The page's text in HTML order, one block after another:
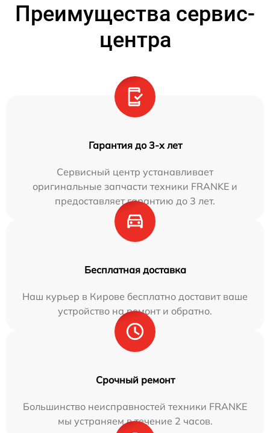
Преимущества сервис-
центра
Гарантия до 3-х лет
Сервисный центр устанавливает
оригинальные запчасти техники FRANKE и
предоставляет гарантию до 3 лет.
Бесплатная доставка
Наш курьер в Кирове бесплатно доставит ваше
устройство на ремонт и обратно.
Срочный ремонт
Большинство неисправностей техники FRANKE
мы устраняем в течение 2 часов.